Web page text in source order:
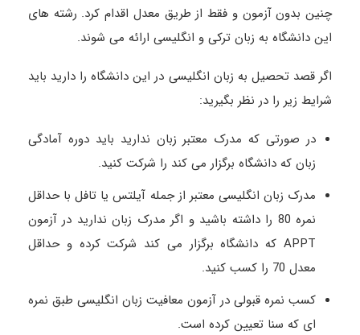
چنین بدون آزمون و فقط از طریق معدل اقدام کرد. رشته های
این دانشگاه به زبان ترکی و انگلیسی ارائه می شوند.
اگر قصد تحصیل به زبان انگلیسی در این دانشگاه را دارید باید
شرایط زیر را در نظر بگیرید:
در صورتی که مدرک معتبر زبان ندارید باید دوره آمادگی
زبان که دانشگاه برگزار می کند را شرکت کنید.
مدرک زبان انگلیسی معتبر از جمله آیلتس یا تافل با حداقل
نمره 80 را داشته باشید و اگر مدرک زبان ندارید در آزمون
APPT که دانشگاه برگزار می کند شرکت کرده و حداقل
معدل 70 را کسب کنید.
کسب نمره قبولی در آزمون معافیت زبان انگلیسی طبق نمره
ای که سنا تعیین کرده است.